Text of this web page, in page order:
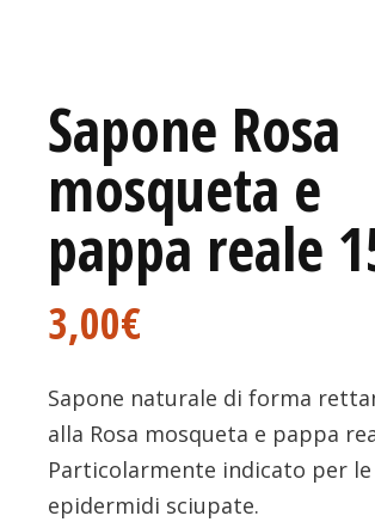
Sapone Rosa
mosqueta e
pappa reale
3,00€
Sapone naturale di forma
alla Rosa mosqueta e pappa
Particolarmente indicato per le
epidermidi sciupate.